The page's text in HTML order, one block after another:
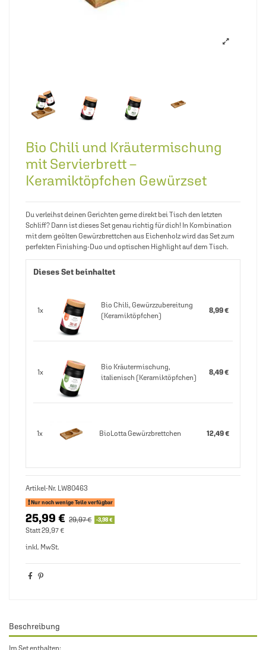
Bio Chili und Kräutermischung
mit Servierbrett –
Keramiktöpfchen Gewürzset
Du verleihst deinen Gerichten gerne direkt bei Tisch den letzten
Schliff? Dann ist dieses Set genau richtig für dich! In Kombination
mit dem geölten Gewürzbrettchen aus Eichenholz wird das Set zum
perfekten Finishing-Duo und optischen Highlight auf dem Tisch.
Dieses Set beinhaltet
1x
Bio Chili, Gewürzzubereitung
(Keramiktöpfchen)
8,99 €
1x
Bio Kräutermischung,
italienisch (Keramiktöpfchen)
8,49 €
1x BioLotta Gewürzbrettchen 12,49 €
Artikel-Nr. LW80463
Nur noch wenige Teile verfügbar
25,99 € 29,97 € -3,98 €
Statt 29,97 €
inkl. MwSt.
Beschreibung